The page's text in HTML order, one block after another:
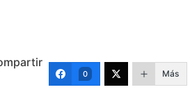
0 Más